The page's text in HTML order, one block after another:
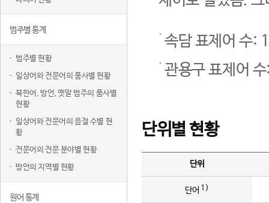
범주별 통계
범주별 현황
일상어와 전문어의 품사별 현황
북한어, 방언, 옛말 범주의 품사별
현황
일상어와 전문어의 음절 수별 현
황
전문어의 전문 분야별 현황
방언의 지역별 현황
원어 통계
속담 표제어 수:
관용구 표제어
단위별 현황
단위
단어 1)